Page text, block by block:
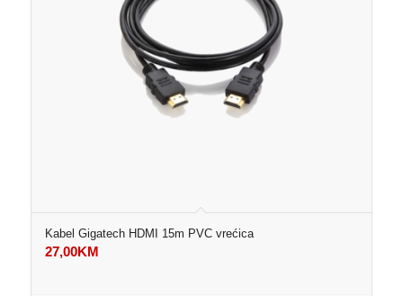
Kabel Gigatech HDMI 15m PVC vrećica
27,00KM